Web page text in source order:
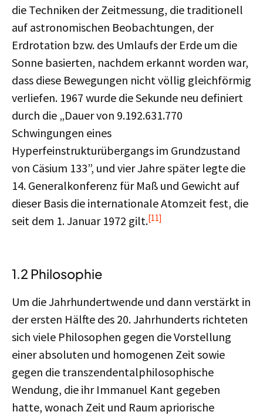
die Techniken der Zeitmessung, die traditionell
auf astronomischen Beobachtungen, der
Erdrotation bzw. des Umlaufs der Erde um die
Sonne basierten, nachdem erkannt worden war,
dass diese Bewegungen nicht völlig gleichförmig
verliefen. 1967 wurde die Sekunde neu definiert
durch die „Dauer von 9.192.631.770
Schwingungen eines
Hyperfeinstrukturübergangs im Grundzustand
von Cäsium 133”, und vier Jahre später legte die
14. Generalkonferenz für Maß und Gewicht auf
dieser Basis die internationale Atomzeit fest, die
seit dem 1. Januar 1972 gilt.[11]
1.2 Philosophie
Um die Jahrhundertwende und dann verstärkt in
der ersten Hälfte des 20. Jahrhunderts richteten
sich viele Philosophen gegen die Vorstellung
einer absoluten und homogenen Zeit sowie
gegen die transzendentalphilosophische
Wendung, die ihr Immanuel Kant gegeben
hatte, wonach Zeit und Raum apriorische